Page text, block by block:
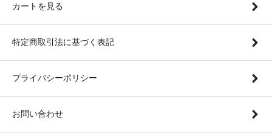
カートを見る
特定商取引法に基づく表記
プライバシーポリシー
お問い合わせ